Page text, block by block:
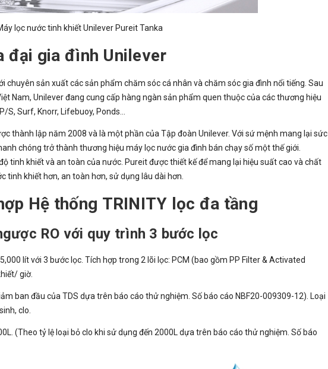
lọc nước tinh khiết Unilever Pureit Tanka
đại gia đình Unilever
chuyên sản xuất các sản phẩm chăm sóc cá nhân và chăm sóc gia đình nổi tiếng. Sau
Nam, Unilever đang cung cấp hàng ngàn sản phẩm quen thuộc của các thương hiệu
S, Surf, Knorr, Lifebuoy, Ponds...
thành lập năm 2008 và là một phần của Tập đoàn Unilever. Với sứ mệnh mang lại sức
chóng trở thành thương hiệu máy lọc nước gia đình bán chạy số một thế giới.
tinh khiết và an toàn của nước. Pureit được thiết kế để mang lại hiệu suất cao và chất
tinh khiết hơn, an toàn hơn, sử dụng lâu dài hơn.
Hệ thống TRINITY lọc đa tầng
RO với quy trình 3 bước lọc
lít với 3 bước lọc. Tích hợp trong 2 lõi lọc: PCM (bao gồm PP Filter & Activated
giờ.
ban đầu của TDS dựa trên báo cáo thử nghiệm. Số báo cáo NBF20-009309-12). Loại
clo.
(Theo tỷ lệ loại bỏ clo khi sử dụng đến 2000L dựa trên báo cáo thử nghiệm. Số báo